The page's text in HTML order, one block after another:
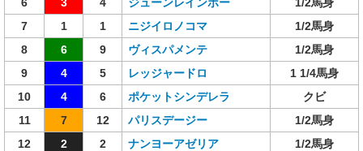
7
1 1 ニジイロノコマ
1/2馬身
8
6 9 ヴィスパメンテ
1/2馬身
9
4 5 レッジャードロ
1 1/4馬身
10
4 6 ポケットシンデレラ
クビ
11
7 12 パリスデージー
1/2馬身
12
2 2 ナンヨーアゼリア
1/2馬身